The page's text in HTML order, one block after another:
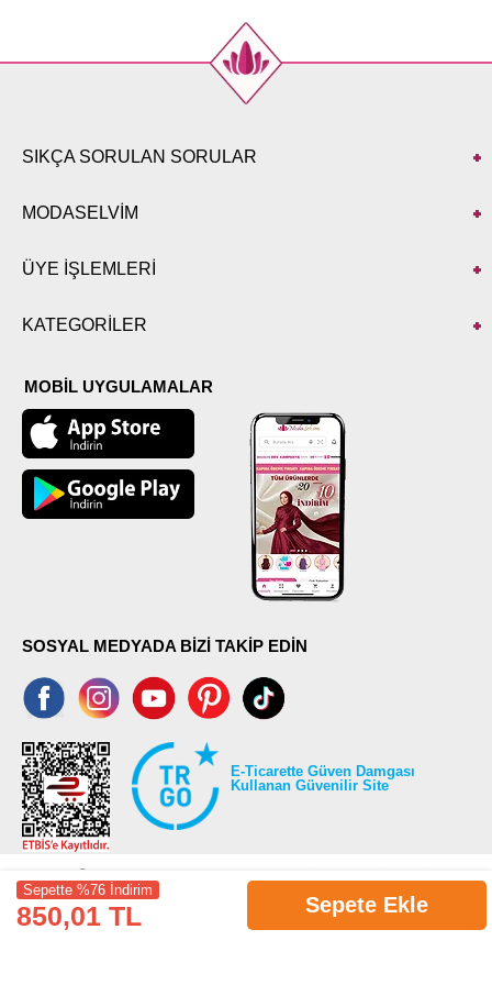
Sepette %76 İndirim
850,01 TL Sepete Ekle
SIKÇA SORULAN SORULAR
MODASELVİM
ÜYE İŞLEMLERİ
KATEGORİLER
MOBİL UYGULAMALAR
SOSYAL MEDYADA BİZİ TAKİP EDİN
E-Ticarette Güven Damgası
Kullanan Güvenilir Site
©2026 Tüm modaselvim.com hakları saklıdır.